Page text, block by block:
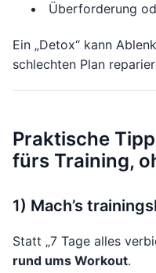
Überforderung
Ein „Detox“ kann
schlechten Plan
Praktische
fürs Training,
1) Mach’s
Statt „7 Tage alles
rund ums Workout.